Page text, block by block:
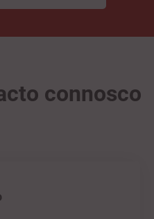
connosco